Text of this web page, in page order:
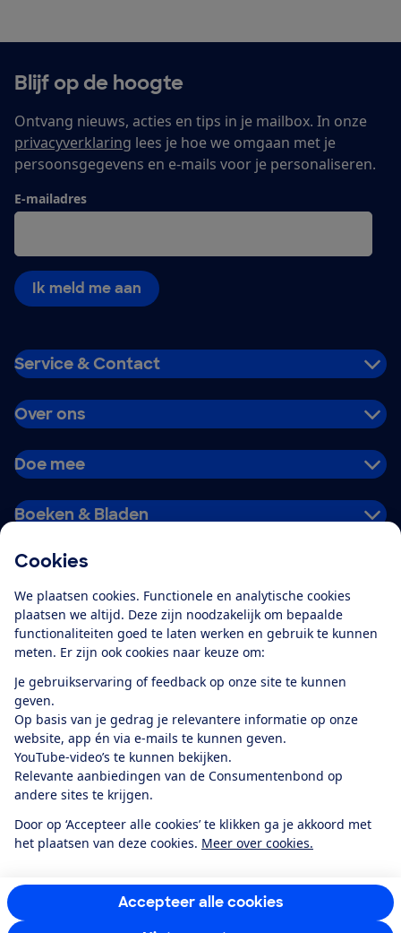
Cookies
We plaatsen cookies. Functionele en analytische cookies
plaatsen we altijd. Deze zijn noodzakelijk om bepaalde
functionaliteiten goed te laten werken en gebruik te kunnen
meten. Er zijn ook cookies naar keuze om:
Je gebruikservaring of feedback op onze site te kunnen
geven.
Op basis van je gedrag je relevantere informatie op onze
website, app én via e-mails te kunnen geven.
YouTube-video’s te kunnen bekijken.
Relevante aanbiedingen van de Consumentenbond op
andere sites te krijgen.
Door op ‘Accepteer alle cookies’ te klikken ga je akkoord met
het plaatsen van deze cookies. Meer over cookies.
Accepteer alle cookies
Blijf op de hoogte
Ontvang nieuws, acties en tips in je mailbox. In onze
privacyverklaring lees je hoe we omgaan met je
persoonsgegevens en e-mails voor je personaliseren.
E-mailadres
Ik meld me aan
Service & Contact
Over ons
Doe mee
Boeken & Bladen
Alles over de
app
Algemene Voorwaarden
Privacyverklaring
Cookiebeleid
Privacyvoorkeuren
Toegankelijkheid
RSS-feed nieuws
Facebook
TwitterInstagram
YoutubeLinkedIn
12.901consumentenbeoordelen de Consumentenbondmet gemiddeld